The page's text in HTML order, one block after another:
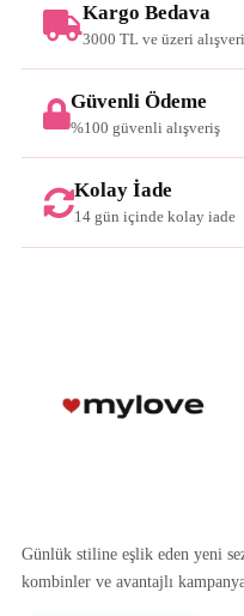
Kargo Bedava
3000 TL ve üzeri
Güvenli Ödeme
%100 güvenli alışveriş
Kolay İade
14 gün içinde kolay iade
Günlük stiline eşlik eden yeni
kombinler ve avantajlı